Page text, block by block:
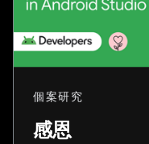
個案研究
感恩